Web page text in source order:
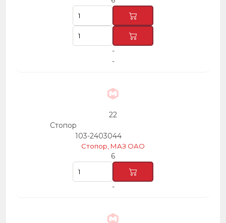
-
-
22
Стопор
103-2403044
Стопор, МАЗ ОАО
6
-